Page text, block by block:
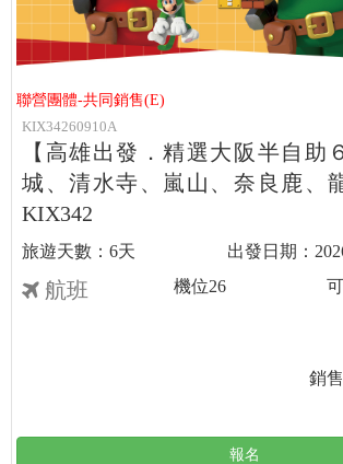
聯營團體-共同銷售(E)
KIX34260910A
【高雄出發．精選大阪半自助
城、清水寺、嵐山、奈良鹿、
KIX342
6天
航班
銷
機位26
報名